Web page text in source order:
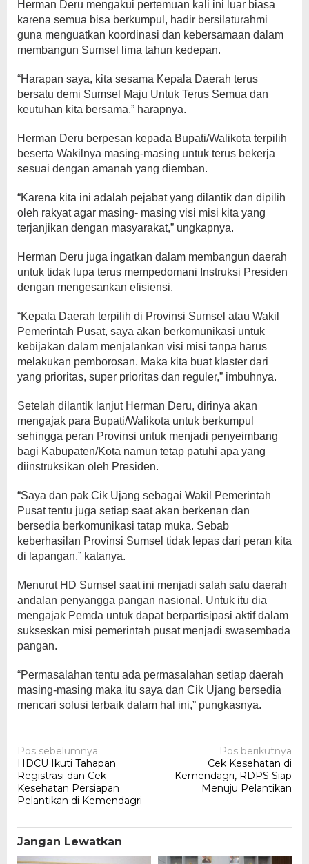
Herman Deru mengakui pertemuan kali ini luar biasa
karena semua bisa berkumpul, hadir bersilaturahmi
guna menguatkan koordinasi dan kebersamaan dalam
membangun Sumsel lima tahun kedepan.
“Harapan saya, kita sesama Kepala Daerah terus
bersatu demi Sumsel Maju Untuk Terus Semua dan
keutuhan kita bersama,” harapnya.
Herman Deru berpesan kepada Bupati/Walikota terpilih
beserta Wakilnya masing-masing untuk terus bekerja
sesuai dengan amanah yang diemban.
“Karena kita ini adalah pejabat yang dilantik dan dipilih
oleh rakyat agar masing- masing visi misi kita yang
terjanjikan dengan masyarakat,” ungkapnya.
Herman Deru juga ingatkan dalam membangun daerah
untuk tidak lupa terus mempedomani Instruksi Presiden
dengan mengesankan efisiensi.
“Kepala Daerah terpilih di Provinsi Sumsel atau Wakil
Pemerintah Pusat, saya akan berkomunikasi untuk
kebijakan dalam menjalankan visi misi tanpa harus
melakukan pemborosan. Maka kita buat klaster dari
yang prioritas, super prioritas dan reguler,” imbuhnya.
Setelah dilantik lanjut Herman Deru, dirinya akan
mengajak para Bupati/Walikota untuk berkumpul
sehingga peran Provinsi untuk menjadi penyeimbang
bagi Kabupaten/Kota namun tetap patuhi apa yang
diinstruksikan oleh Presiden.
“Saya dan pak Cik Ujang sebagai Wakil Pemerintah
Pusat tentu juga setiap saat akan berkenan dan
bersedia berkomunikasi tatap muka. Sebab
keberhasilan Provinsi Sumsel tidak lepas dari peran kita
di lapangan,” katanya.
Menurut HD Sumsel saat ini menjadi salah satu daerah
andalan penyangga pangan nasional. Untuk itu dia
mengajak Pemda untuk dapat berpartisipasi aktif dalam
sukseskan misi pemerintah pusat menjadi swasembada
pangan.
“Permasalahan tentu ada permasalahan setiap daerah
masing-masing maka itu saya dan Cik Ujang bersedia
mencari solusi terbaik dalam hal ini,” pungkasnya.
Navigasi
pos
Pos sebelumnya
HDCU Ikuti Tahapan
Registrasi dan Cek
Kesehatan Persiapan
Pelantikan di Kemendagri
Pos berikutnya
Cek Kesehatan di
Kemendagri, RDPS Siap
Menuju Pelantikan
Jangan Lewatkan